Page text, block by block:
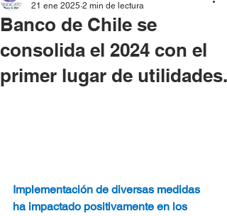
Banco de Chile se
consolida el 2024 con el
primer lugar de utilidades.
21 ene 2025 2 min de lectura
Implementación de diversas medidas
ha impactado positivamente en los